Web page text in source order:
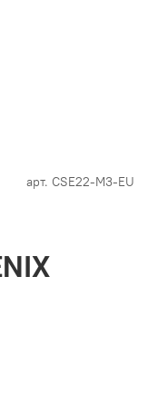
арт. CSE22-M3-EU